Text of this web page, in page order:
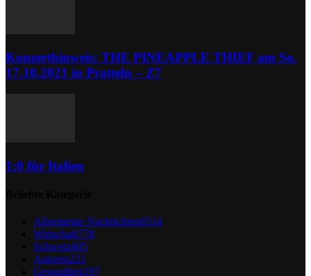
Konzerthinweis: THE PINEAPPLE THIEF am So.
17.10.2021 in Pratteln – Z7
1:0 für Italien
Allgemeine Nachrichten6514
Wirtschaft778
Schweiz405
Autoren221
Gesundheit197